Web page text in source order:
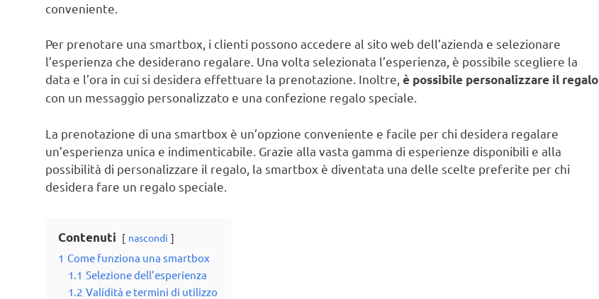
conveniente.
Per prenotare una smartbox, i clienti possono accedere al sito web dell’azienda e selezionare
l’esperienza che desiderano regalare. Una volta selezionata l’esperienza, è possibile scegliere la
data e l’ora in cui si desidera effettuare la prenotazione. Inoltre, è possibile personalizzare il regalo
con un messaggio personalizzato e una confezione regalo speciale.
La prenotazione di una smartbox è un’opzione conveniente e facile per chi desidera regalare
un’esperienza unica e indimenticabile. Grazie alla vasta gamma di esperienze disponibili e alla
possibilità di personalizzare il regalo, la smartbox è diventata una delle scelte preferite per chi
desidera fare un regalo speciale.
Contenuti nascondi
1 Come funziona una smartbox
1.1 Selezione dell’esperienza
1.2 Validità e termini di utilizzo